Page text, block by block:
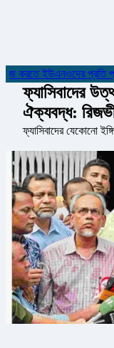
করতে ইউএনওদের প্রতি
ফ্যাসিবাদের
ঐক্যবদ্ধ:
ফ্যাসিবাদের যেকোনো